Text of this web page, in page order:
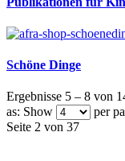
Schöne Dinge
Ergebnisse 5 – 8 von
as: Show
per
Seite 2 von 37